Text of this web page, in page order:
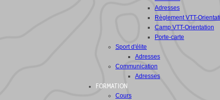
Adresses
Règlement VTT-
Camp VTT-Orientation
Porte-carte
Sport d'élite
Adresses
Communication
Adresses
FORMATION
Cours